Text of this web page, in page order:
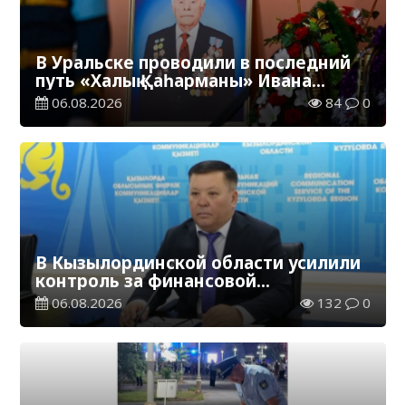
В Уральске проводили в последний
путь «Халық Қаһарманы» Ивана
Степановича Гапича
06.08.2026 84 0
В Кызылординской области усилили
контроль за финансовой
дисциплиной
06.08.2026 132 0